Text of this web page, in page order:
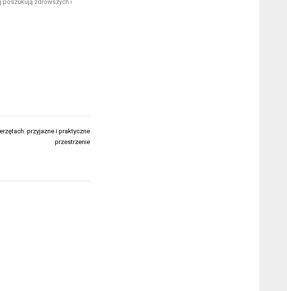
poszukują zdrowszych i
przyjazne i praktyczne
przestrzenie